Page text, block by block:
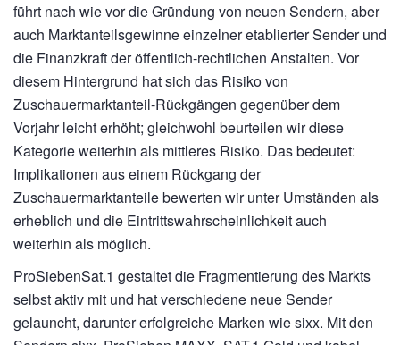
führt nach wie vor die Gründung von neuen Sendern, aber
auch Marktanteilsgewinne einzelner etablierter Sender und
die Finanzkraft der öffentlich-rechtlichen Anstalten. Vor
diesem Hintergrund hat sich das Risiko von
Zuschauermarktanteil-Rückgängen gegenüber dem
Vorjahr leicht erhöht; gleichwohl beurteilen wir diese
Kategorie weiterhin als mittleres Risiko. Das bedeutet:
Implikationen aus einem Rückgang der
Zuschauermarktanteile bewerten wir unter Umständen als
erheblich und die Eintrittswahrscheinlichkeit auch
weiterhin als möglich.
ProSiebenSat.1 gestaltet die Fragmentierung des Markts
selbst aktiv mit und hat verschiedene neue Sender
gelauncht, darunter erfolgreiche Marken wie sixx. Mit den